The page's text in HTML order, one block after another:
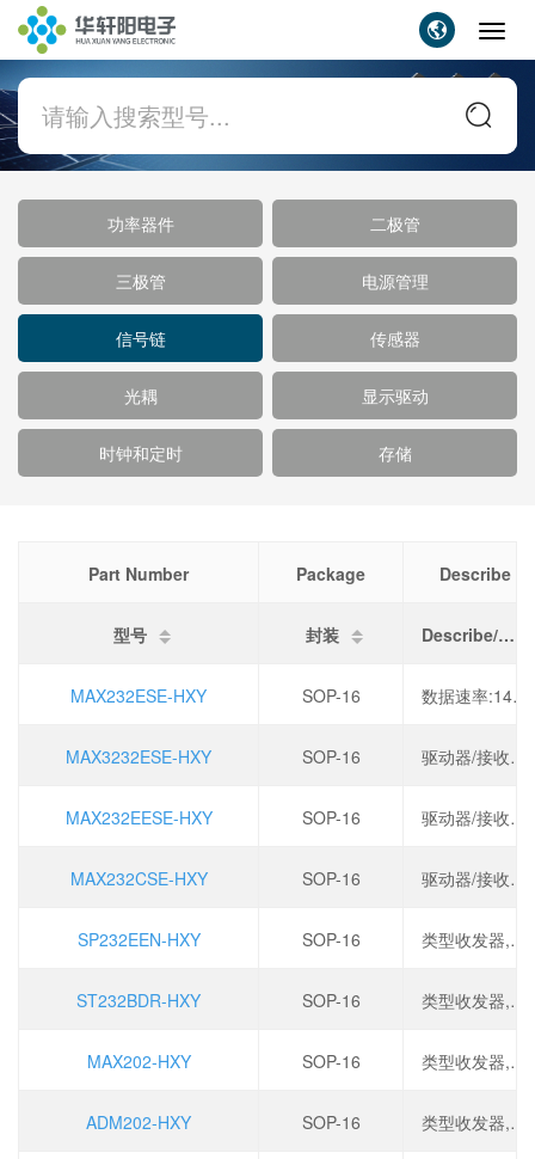
功率器件 二极管
三极管 电源管理
信号链 传感器
光耦 显示驱动
时钟和定时 存储
Part Number Package Describe
型号 封装 Describe/描述
MAX232ESE-HXY SOP-16 数据速率:140Kbps,电源电压:5.5V,
MAX3232ESE-HXY SOP-16 驱动器/接收器:1/1,数据速率:300Kbps,电源电压:3V~5.5V,
MAX232EESE-HXY SOP-16 驱动器/接收器:2/2,数据速率:120Kbps,电源电压:5V,
MAX232CSE-HXY SOP-16 驱动器/接收器:2/2,数据速率:120Kbps,电源电压:5V,
SP232EEN-HXY SOP-16 类型收发器,电源电压5V,数据速率240Kbps,驱动器/接收器2/2,
ST232BDR-HXY SOP-16 类型收发器,电源电压5V,数据速率240Kbps,驱动器/接收器2/2,
MAX202-HXY SOP-16 类型收发器,电源电压4.5V~5.5V,数据速率120Kbps,驱动器/接收器2/2,
ADM202-HXY SOP-16 类型收发器,电源电压4.5V~5.5V,数据速率120Kbps,驱动器/接收器2/2,